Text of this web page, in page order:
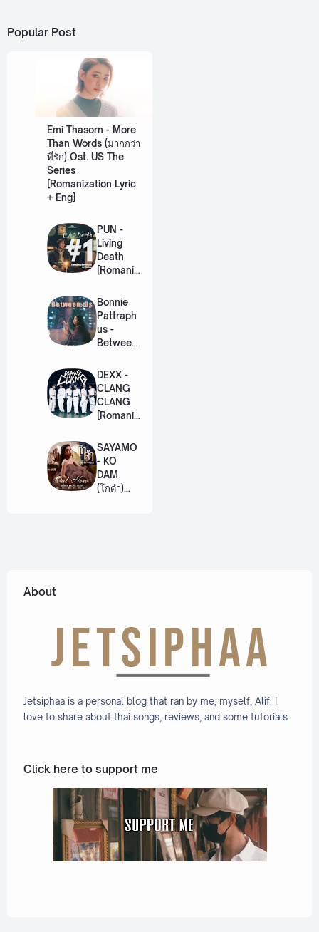
Popular Post
Emi Thasorn - More
Than Words (มากกว่า
ที่รัก) Ost. US The
Series
[Romanization Lyric
+ Eng]
PUN -
Living
Death
[Romaniz
Lyric +
Eng]
Bonnie
Pattraph
us -
Between
US The
Series
[Romaniz
ation
Lyric +
DEXX -
CLANG
CLANG
[Romaniz
Lyric +
Eng]
SAYAMO
- KO
DAM
(โกดำ)
About
Jetsiphaa is a personal blog that ran by me, myself, Alif. I
love to share about thai songs, reviews, and some tutorials.
Click here to support me